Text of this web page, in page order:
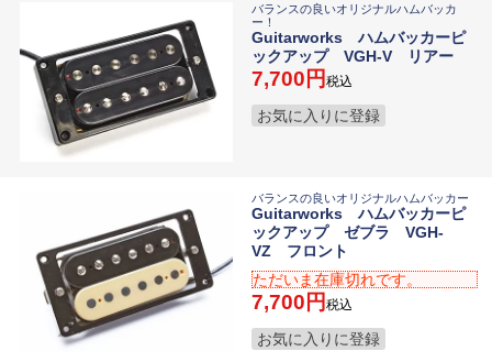
バランスの良いオリジナルハムバッカ
ー！
Guitarworks ハムバッカーピ
ックアップ VGH-V リアー
7,700 税込
お気に入りに登録
バランスの良いオリジナルハムバッカー
Guitarworks ハムバッカーピ
ックアップ ゼブラ VGH-
VZ フロント
ただいま在庫切れです。
7,700 税込
お気に入りに登録